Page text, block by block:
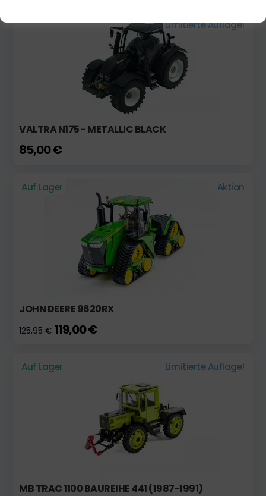
Limitierte Auflage!
VALTRA N175 - METALLIC BLACK
85,00 €
Auf Lager Aktion
JOHN DEERE 9620RX
125,95 € 119,00 €
Auf Lager Limitierte Auflage!
MB TRAC 1100 BAUREIHE 441 (1987-1991)